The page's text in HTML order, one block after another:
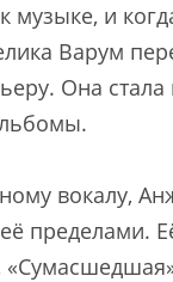
музыке, и
Варум
Она
вокалу,
пределами.